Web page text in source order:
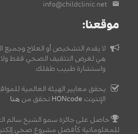
info@childclinic.net
موقعنا:
لا يقدم التشخيص أو العلاج وجميع
هي لغرض التثقيف الصحي فقط
واستشارة طبيب طفلك.
يحقق معايير الهيئة العالمية
الإنترنت HONcode تحقق من هنا
حاصل على جائزة سمو الشيخ سالم
للمعلوماتية كأفضل مشروع صحي